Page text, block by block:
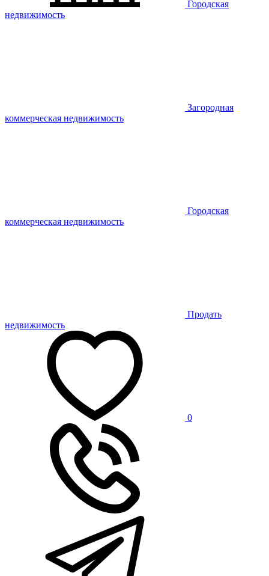
Городская
недвижимость
Загородная
коммерческая недвижимость
Городская
коммерческая недвижимость
Продать
недвижимость
0